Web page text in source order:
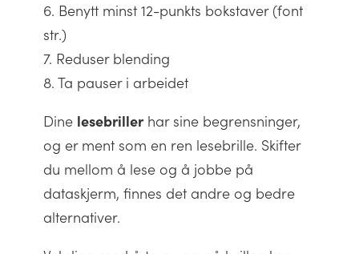
6. Benytt minst 12-punkts bokstaver (font
str.)
7. Reduser blending
8. Ta pauser i arbeidet
Dine lesebrillerhar sine begrensninger,
og er ment som en ren lesebrille. Skifter
du mellom å lese og å jobbe på
dataskjerm, finnes det andre og bedre
alternativer.